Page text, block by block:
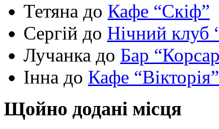
Тетяна до Кафе “Скіф”
Сергій до Нічний клуб
Лучанка до Бар
Інна до Кафе “Вікторія”
Щойно додані місця